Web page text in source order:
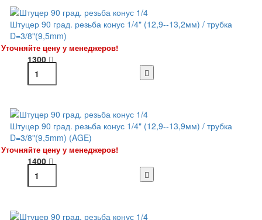
Штуцер 90 град. резьба конус 1/4" (12,9--13,2мм) / трубка
D=3/8"(9,5mm)
Уточняйте цену у менеджеров!
1300
Штуцер 90 град. резьба конус 1/4" (12,9--13,9мм) / трубка
D=3/8"(9,5mm) (AGE)
Уточняйте цену у менеджеров!
1400